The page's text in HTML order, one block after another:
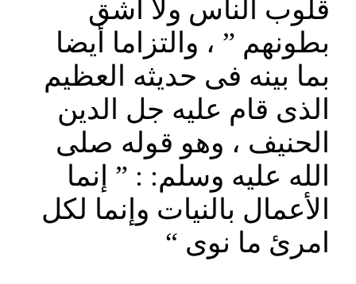
قلوب الناس ولا أشق
بطونهم ” ، والتزاما أيضا
بما بينه فى حديثه العظيم
الذى قام عليه جل الدين
الحنيف ، وهو قوله صلى
الله عليه وسلم: : ” إنما
الأعمال بالنيات وإنما لكل
امرئ ما نوى “